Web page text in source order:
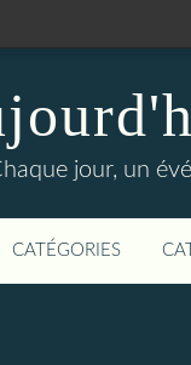
jour, un
CATÉGORIES